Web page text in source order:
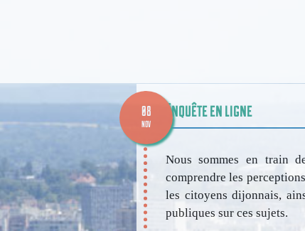
08
NOV
Enquête en ligne
Nous sommes en train
comprendre les
les citoyens dijonnais,
publiques sur ces sujets.